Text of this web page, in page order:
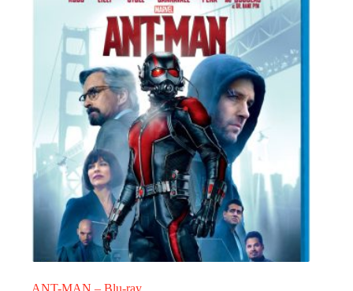
ANT-MAN – Blu-ray